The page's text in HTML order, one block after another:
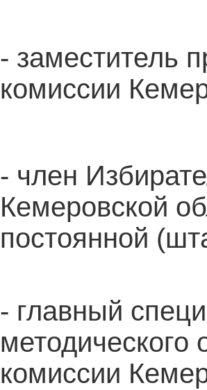
- заместитель
комиссии
- член
Кемеровской
постоянной
- главный
методического
комиссии